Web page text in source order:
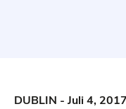
DUBLIN - Juli 4,